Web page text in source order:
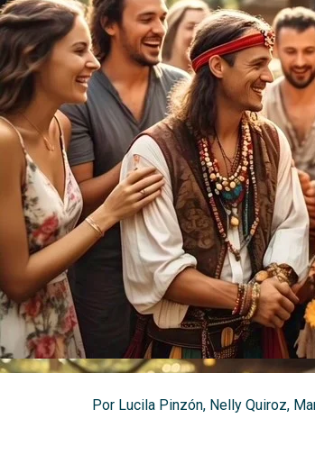
Por Lucila Pinzón, Nelly Quiroz,